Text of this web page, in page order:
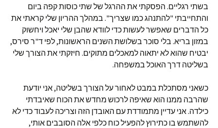
בשתי רגליים. הפסקתי את ההרגל של שתי כוסות קפה ביום
והתחייבתי "להתנהג כמו שצריך". במהלך ההריון שלי קראתי את
כל הדברים שאפשר לעשות כדי לוודא שהבן שלי יאכל ויחשוק
במזון בריא. בלי סוכר בשלושת השנים הראשונות, לפי ד"ר סירס,
יבטיח שהוא לא יתאוה למאכלים מתוקים. חיזקתי את הצורך שלי
בשליטה דרך האוכל במשפחה.
כשאני מסתכלת במבט לאחור על הצורך בשליטה, אני יודעת
שהרבה ממנו הוא שאיפה לרכוש מחדש את הכוח שאיבדתי
כילדה. אני עדיין מתמודדת עם האובדן הזה וצריכה לעבוד כדי לא
להשתמש בו כתירוץ להפעיל כוח כלפי אלה הסובבים אותי,